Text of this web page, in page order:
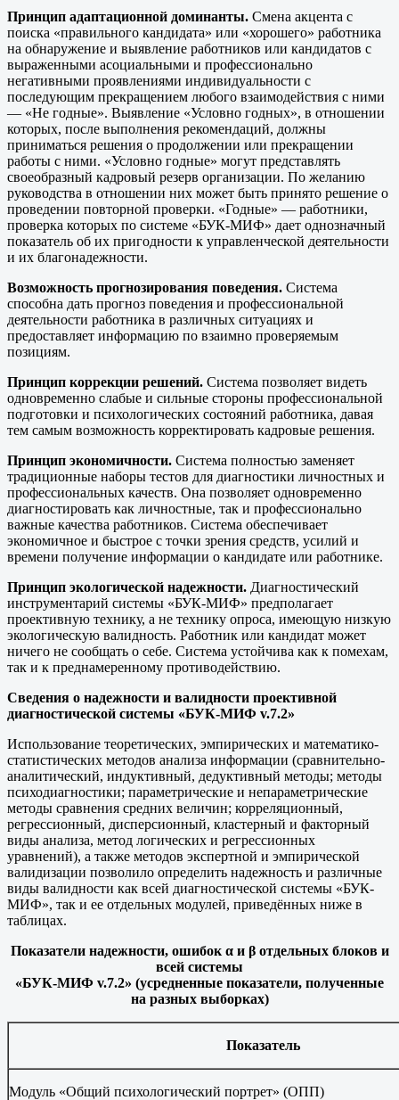
Принцип адаптационной доминанты. Смена акцента с
поиска «правильного кандидата» или «хорошего» работника
на обнаружение и выявление работников или кандидатов с
выраженными асоциальными и профессионально
негативными проявлениями индивидуальности с
последующим прекращением любого взаимодействия с ними
— «Не годные». Выявление «Условно годных», в отношении
которых, после выполнения рекомендаций, должны
приниматься решения о продолжении или прекращении
работы с ними. «Условно годные» могут представлять
своеобразный кадровый резерв организации. По желанию
руководства в отношении них может быть принято решение о
проведении повторной проверки. «Годные» — работники,
проверка которых по системе «БУК-МИФ» дает однозначный
показатель об их пригодности к управленческой деятельности
и их благонадежности.
Возможность прогнозирования поведения. Система
способна дать прогноз поведения и профессиональной
деятельности работника в различных ситуациях и
предоставляет информацию по взаимно проверяемым
позициям.
Принцип коррекции решений. Система позволяет видеть
одновременно слабые и сильные стороны профессиональной
подготовки и психологических состояний работника, давая
тем самым возможность корректировать кадровые решения.
Принцип экономичности. Система полностью заменяет
традиционные наборы тестов для диагностики личностных и
профессиональных качеств. Она позволяет одновременно
диагностировать как личностные, так и профессионально
важные качества работников. Система обеспечивает
экономичное и быстрое с точки зрения средств, усилий и
времени получение информации о кандидате или работнике.
Принцип экологической надежности. Диагностический
инструментарий системы «БУК-МИФ» предполагает
проективную технику, а не технику опроса, имеющую низкую
экологическую валидность. Работник или кандидат может
ничего не сообщать о себе. Система устойчива как к помехам,
так и к преднамеренному противодействию.
Сведения о надежности и валидности проективной
диагностической системы «БУК-МИФ v.7.2»
Использование теоретических, эмпирических и математико-
статистических методов анализа информации (сравнительно-
аналитический, индуктивный, дедуктивный методы; методы
психодиагностики; параметрические и непараметрические
методы сравнения средних величин; корреляционный,
регрессионный, дисперсионный, кластерный и факторный
виды анализа, метод логических и регрессионных
уравнений), а также методов экспертной и эмпирической
валидизации позволило определить надежность и различные
виды валидности как всей диагностической системы «БУК-
МИФ», так и ее отдельных модулей, приведённых ниже в
таблицах.
Показатели надежности, ошибок α и β отдельных блоков и
всей системы
«БУК-МИФ v.7.2» (усредненные показатели, полученные
на разных выборках)
Показатель
Модуль «Общий психологический портрет» (ОПП)